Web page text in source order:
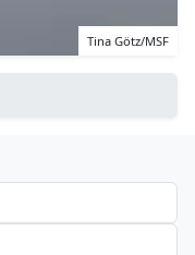
Tina Götz/MSF